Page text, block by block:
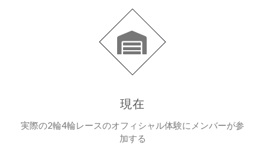
現在
実際の2輪4輪レースのオフィシャル体験にメンバーが参
加する